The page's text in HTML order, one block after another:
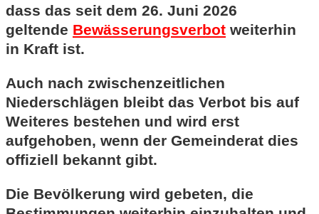
dass das seit dem 26. Juni 2026
geltende Bewässerungsverbot weiterhin
in Kraft ist.
Auch nach zwischenzeitlichen
Niederschlägen bleibt das Verbot bis auf
Weiteres bestehen und wird erst
aufgehoben, wenn der Gemeinderat dies
offiziell bekannt gibt.
Die Bevölkerung wird gebeten, die